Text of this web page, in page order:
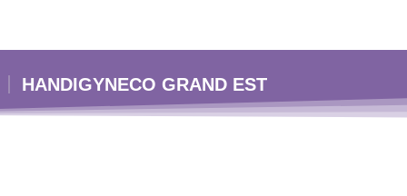
HANDIGYNECO GRAND EST